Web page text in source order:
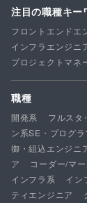
注目の職種キー
フロントエンドエ
インフラエンジニ
プロジェクトマネ
職種
開発系 フルスタ
ン系SE・プログラ
御・組込エンジニ
ア
コーダー/マ
インフラ系
イン
ティエンジニア